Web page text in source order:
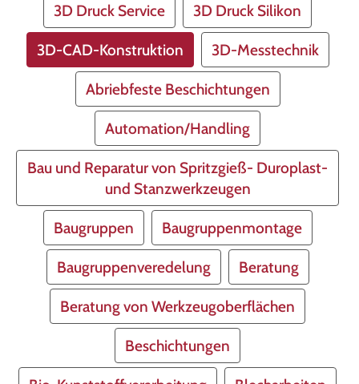
3D Druck Service 3D Druck Silikon
3D-CAD-Konstruktion 3D-Messtechnik
Abriebfeste Beschichtungen
Automation/Handling
Bau und Reparatur von Spritzgieß- Duroplast-
und Stanzwerkzeugen
Baugruppen Baugruppenmontage
Baugruppenveredelung Beratung
Beratung von Werkzeugoberflächen
Beschichtungen